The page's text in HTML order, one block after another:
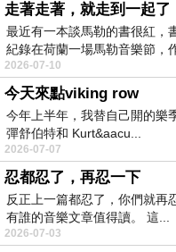
走著走著，就走到一起了
最近有一本談馬勒的書很紅，
紀錄在荷蘭一場馬勒音樂節，
2026-07-10
今天來點viking row
今年上半年，我替自己開的樂
彈舒伯特和 Kurt&aacu...
2026-07-07
忍都忍了，再忍一下
反正上一篇都忍了，你們就再
有誰的音樂文章值得讀。 這...
2026-07-03